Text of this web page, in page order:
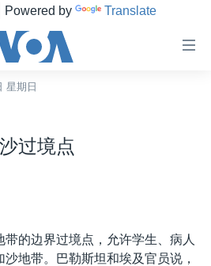
Powered by Translate
星期日
过境点
的边界过境点，允许学生、病人
地带。巴勒斯坦和埃及官员说，